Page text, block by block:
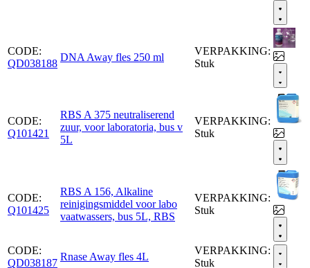
CODE:
QD038188
DNA Away fles 250 ml
VERPAKKING:
Stuk
CODE:
Q101421
RBS A 375 neutraliserend
zuur, voor laboratoria, bus v
5L
VERPAKKING:
Stuk
CODE:
Q101425
RBS A 156, Alkaline
reinigingsmiddel voor labo
vaatwassers, bus 5L, RBS
VERPAKKING:
Stuk
CODE:
QD038187
Rnase Away fles 4L
VERPAKKING:
Stuk